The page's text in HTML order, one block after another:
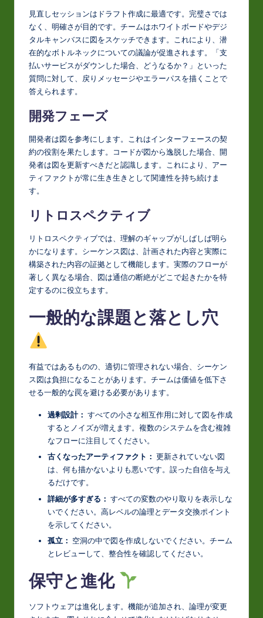
見直しセッションはドラフト作成に最適です。完璧さでは
なく、明確さが目的です。チームはホワイトボードやデジ
タルキャンバスに図をスケッチできます。これにより、潜
在的なボトルネックについての議論が促進されます。「支
払いサービスがダウンした場合、どうなるか？」といった
質問に対して、戻りメッセージやエラーパスを描くことで
答えられます。
開発フェーズ
開発者は図を参考にします。これはインターフェースの契
約の役割を果たします。コードが図から逸脱した場合、開
発者は図を更新すべきだと認識します。これにより、アー
ティファクトが常に生き生きとして関連性を持ち続けま
す。
リトロスペクティブ
リトロスペクティブでは、理解のギャップがしばしば明ら
かになります。シーケンス図は、計画された内容と実際に
構築された内容の証拠として機能します。実際のフローが
著しく異なる場合、図は通信の断絶がどこで起きたかを特
定するのに役立ちます。
一般的な課題と落とし穴
有益ではあるものの、適切に管理されない場合、シーケン
ス図は負担になることがあります。チームは価値を低下さ
せる一般的な罠を避ける必要があります。
過剰設計： すべての小さな相互作用に対して図を作成
するとノイズが増えます。複数のシステムを含む複雑
なフローに注目してください。
古くなったアーティファクト： 更新されていない図
は、何も描かないよりも悪いです。誤った自信を与え
るだけです。
詳細が多すぎる： すべての変数のやり取りを表示しな
いでください。高レベルの論理とデータ交換ポイント
を示してください。
孤立： 空洞の中で図を作成しないでください。チーム
とレビューして、整合性を確認してください。
保守と進化
ソフトウェアは進化します。機能が追加され、論理が変更